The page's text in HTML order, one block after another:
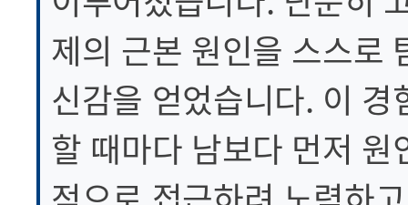
제의 근본 원인을 스스로
신감을 얻었습니다. 이
할 때마다 남보다 먼저